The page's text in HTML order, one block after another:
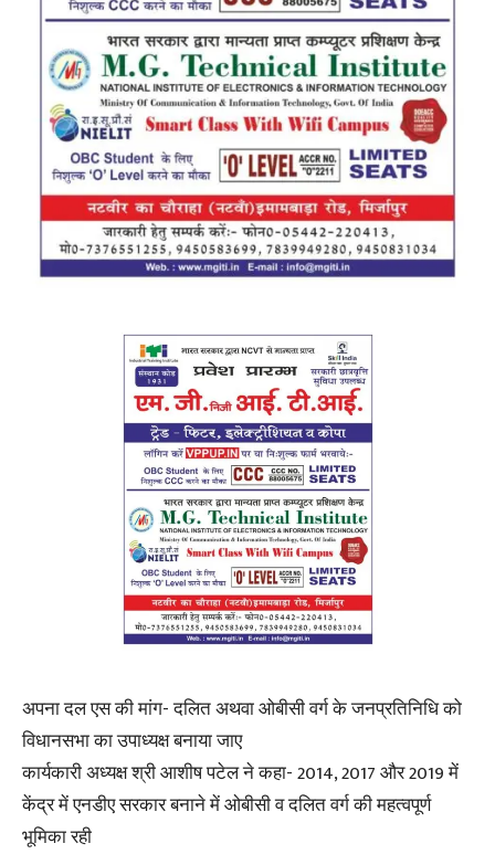
अपना दल एस की मांग- दलित अथवा ओबीसी वर्ग के जनप्रतिनिधि को
विधानसभा का उपाध्यक्ष बनाया जाए
कार्यकारी अध्यक्ष श्री आशीष पटेल ने कहा- 2014, 2017 और 2019 में
केंद्र में एनडीए सरकार बनाने में ओबीसी व दलित वर्ग की महत्वपूर्ण
भूमिका रही